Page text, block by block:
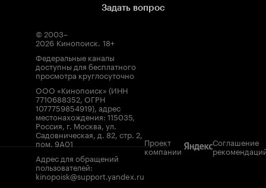
Задать вопрос
© 2003–
2026 Кинопоиск. 18+
Федеральные каналы
доступны для бесплатного
просмотра круглосуточно
ООО «Кинопоиск» (ИНН
7710688352, ОГРН
1077759854919), адрес
местонахождения: 115035,
Россия, г. Москва, ул.
Садовническая, д. 82, стр. 2,
пом. 9А01
Адрес для обращений
пользователей:
kinopoisk@support.yandex.ru
Проект
компании
Соглашение